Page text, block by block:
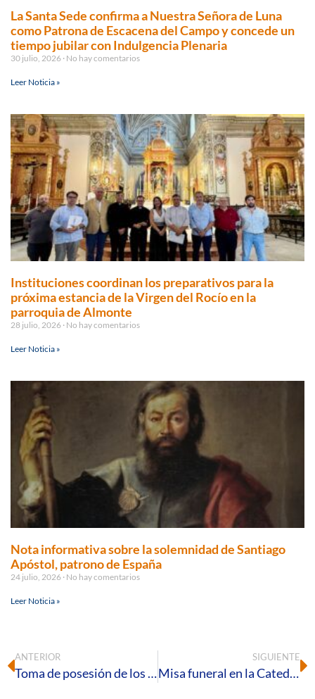
La Santa Sede confirma a Nuestra Señora de Luna
como Patrona de Escacena del Campo y concede un
tiempo jubilar con Indulgencia Plenaria
30 julio, 2026 No hay comentarios
Leer Noticia »
Instituciones coordinan los preparativos para la
próxima estancia de la Virgen del Rocío en la
parroquia de Almonte
28 julio, 2026 No hay comentarios
Leer Noticia »
Nota informativa sobre la solemnidad de Santiago
Apóstol, patrono de España
24 julio, 2026 No hay comentarios
Leer Noticia »
ANTERIOR
Toma de posesión de los nuevos arciprestes de El Andévalo y Huelva-Tinto
SIGUIENTE
Misa funeral en la Catedral de Huelva por las víctimas de Adamuz